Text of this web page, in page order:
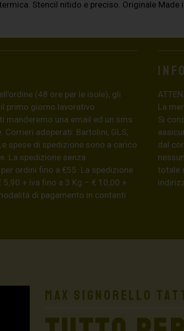
Stencil nitido e preciso. Originale Made
(48 ore per le isole), gli
primo giorno lavorativo
manderemo una email ed un sms
Corrieri adoperati: Bartolini, GLS,
spese di spedizione sono a carico
La spedizione senza
ordini fino a €55. La spedizione
+ iva fino a 3 Kg – € 10,00 +
di pagamento in contanti
La
Si
dal
totale
Max Signorello